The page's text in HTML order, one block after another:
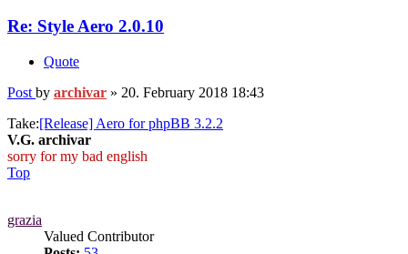
Re: Style Aero 2.0.10
Quote
Post by archivar » 20. February 2018 18:43
Take:[Release] Aero for phpBB 3.2.2
V.G. archivar
sorry for my bad english
Top
grazia
Valued Contributor